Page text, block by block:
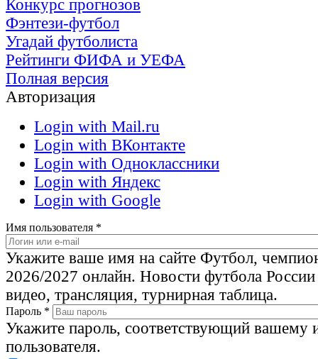
Конкурс прогнозов
Фэнтези-футбол
Угадай футболиста
Рейтинги ФИФА и УЕФА
Полная версия
Авторизация
Login with Mail.ru
Login with ВКонтакте
Login with Одноклассники
Login with Яндекс
Login with Google
Имя пользователя *
Укажите ваше имя на сайте Футбол,
2026/2027 онлайн. Новости футбола
видео, трансляция, турнирная таблица.
Пароль *
Укажите пароль, соответствующий вашему
пользователя.